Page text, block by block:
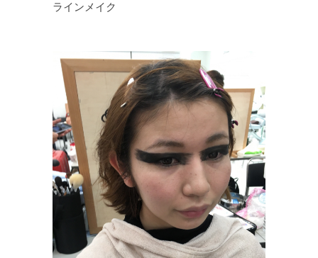
ラインメイク